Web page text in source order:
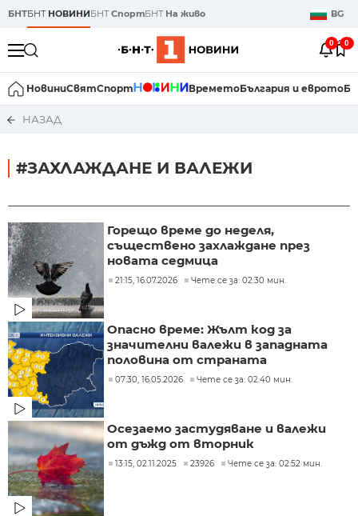
БНТБНТ НОВИНИБНТСпортБНТ На живо BG
0 0
НовиниСвятСпорт ВреметоБългария и еврото
НАЗАД
#ЗАХЛАЖДАНЕ И ВАЛЕЖИ
Горещо време до неделя,
съществено захлаждане през
новата седмица
21:15, 16.07.2026 Чете се за: 02:30 мин.
Опасно време: Жълт код за
значителни валежи в западната
половина от страната
07:30, 16.05.2026 Чете се за: 02:40 мин.
Осезаемо застудяване и валежи
от дъжд от вторник
13:15, 02.11.2025 23926 Чете се за: 02:52 мин.